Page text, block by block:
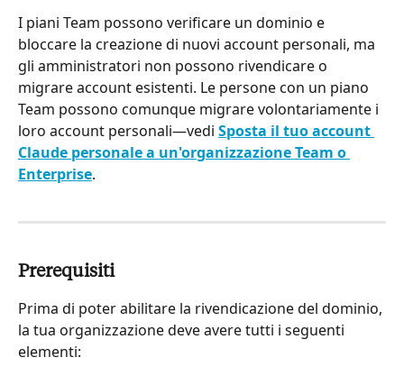
I piani Team possono verificare un dominio e
bloccare la creazione di nuovi account personali, ma
gli amministratori non possono rivendicare o
migrare account esistenti. Le persone con un piano
Team possono comunque migrare volontariamente i
loro account personali—vedi Sposta il tuo account
Claude personale a un'organizzazione Team o
Enterprise.
Prerequisiti
Prima di poter abilitare la rivendicazione del dominio,
la tua organizzazione deve avere tutti i seguenti
elementi: